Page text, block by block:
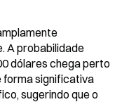
A probabilidade
dólares chega perto
forma significativa
sugerindo que o